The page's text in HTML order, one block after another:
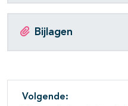
Bijlagen
Volgende: